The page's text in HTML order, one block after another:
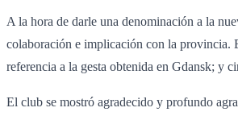
A la hora de darle una denominación a la
colaboración e implicación con la provincia.
referencia a la gesta obtenida en Gdansk; y
El club se mostró agradecido y profundo